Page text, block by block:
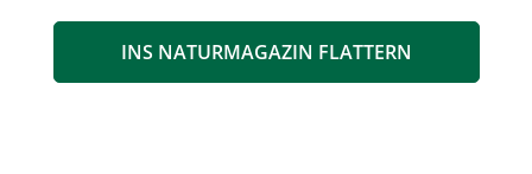
INS NATURMAGAZIN FLATTERN